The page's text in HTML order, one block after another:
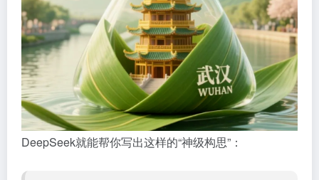
DeepSeek就能帮你写出这样的“神级构思”：